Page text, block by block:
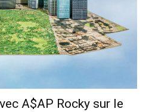
A$AP Rocky sur le